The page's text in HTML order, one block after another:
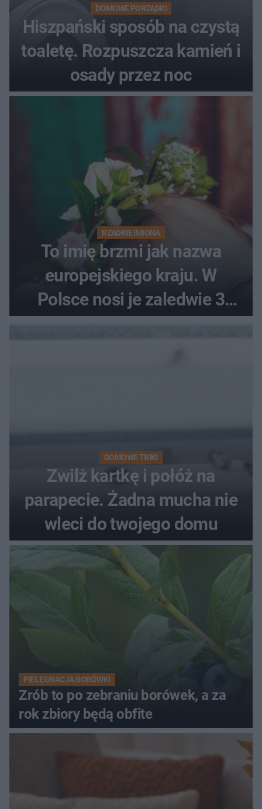
DOMOWE PORZĄDKI
Hiszpański sposób na czystą
toaletę. Rozpuszcza kamień i
osady przez noc
RZADKIE IMIONA
To imię brzmi jak nazwa
europejskiego kraju. W
Polsce nosi je zaledwie 3
DOMOWE TRIKI
Zwilż kartkę i połóż na
parapecie. Żadna mucha nie
wleci do twojego domu
PIELĘGNACJA BORÓWKI
Zrób to po zebraniu borówek, a za
rok zbiory będą obfite